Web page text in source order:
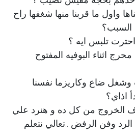
واول ما قربنا منها شغفها راح
السبب؟
تلبس ايه ؟
اثناء البوفيه المفتوح
ضاع وكاريزما نفسنا
اذاي؟
الخروج من كل ده و هنرد علي
وفن الرفض ..تعالي نتعلم